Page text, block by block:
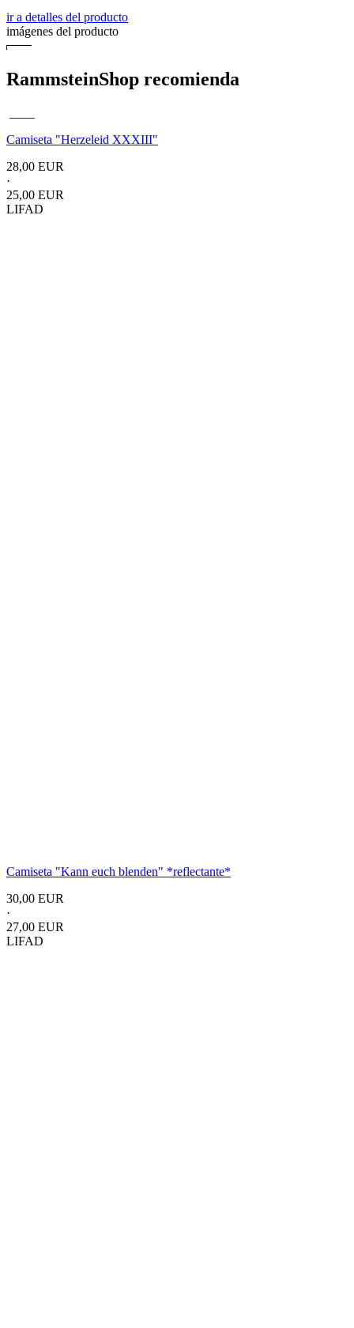
ir a detalles del producto
imágenes del producto
RammsteinShop recomienda
Camiseta "Herzeleid XXXIII"
28,00 EUR
·
25,00 EUR
LIFAD
Camiseta "Kann euch blenden" *reflectante*
30,00 EUR
·
27,00 EUR
LIFAD